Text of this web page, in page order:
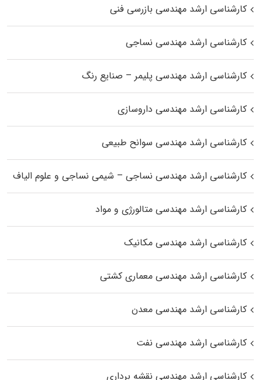
کارشناسی ارشد مهندسی بازرسی فنی
کارشناسی ارشد مهندسی نساجی
کارشناسی ارشد مهندسی پلیمر – صنایع رنگ
کارشناسی ارشد مهندسی داروسازی
کارشناسی ارشد مهندسی سوانح طبیعی
کارشناسی ارشد مهندسی نساجی – شیمی نساجی و علوم الیاف
کارشناسی ارشد مهندسی متالورژی و مواد
کارشناسی ارشد مهندسی مکانیک
کارشناسی ارشد مهندسی معماری کشتی
کارشناسی ارشد مهندسی معدن
کارشناسی ارشد مهندسی نفت
کارشناسی ارشد مهندسی نقشه برداری